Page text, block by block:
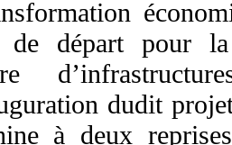
de départ pour la
dudit
à deux